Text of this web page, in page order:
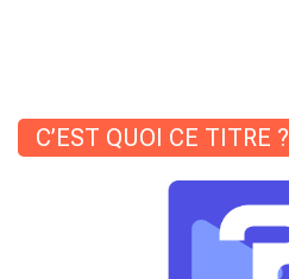
C’EST QUOI CE TITRE ?